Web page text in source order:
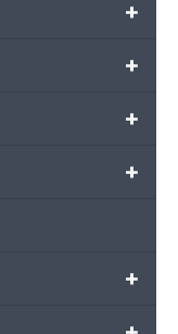
+
+
+
+
+